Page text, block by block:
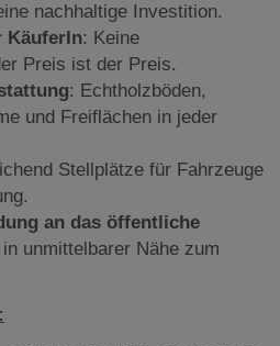
nachhaltige Investition.
KäuferIn: Keine
Preis ist der Preis.
: Echtholzböden,
und Freiflächen in jeder
Stellplätze für Fahrzeuge
an das öffentliche
in unmittelbarer Nähe zum